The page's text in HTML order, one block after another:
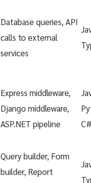
Database queries, API
calls to external
services
Express middleware,
Django middleware,
ASP.NET pipeline
Query builder, Form
builder, Report